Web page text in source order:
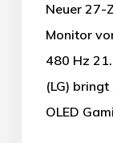
Neuer 27-
Monitor
480 Hz
(LG)
OLED